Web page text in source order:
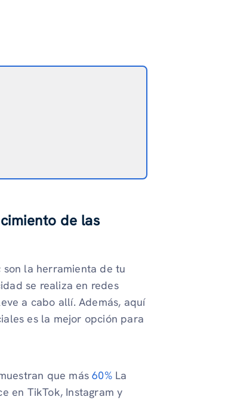
de las
son la herramienta de tu
se realiza en redes
a cabo allí. Además, aquí
es la mejor opción para
que más60%La
en TikTok, Instagram y